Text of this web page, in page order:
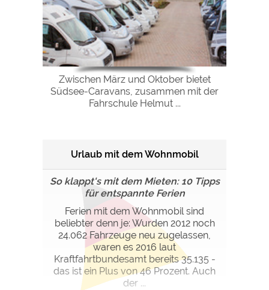
Zwischen März und Oktober bietet
Südsee-Caravans, zusammen mit der
Fahrschule Helmut ...
Urlaub mit dem Wohnmobil
So klappt's mit dem Mieten: 10 Tipps
für entspannte Ferien
Ferien mit dem Wohnmobil sind
beliebter denn je: Wurden 2012 noch
24.062 Fahrzeuge neu zugelassen,
waren es 2016 laut
Kraftfahrtbundesamt bereits 35.135 -
das ist ein Plus von 46 Prozent. Auch
der ...